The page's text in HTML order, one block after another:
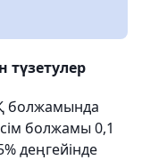
түзетулер
болжамында
болжамы 0,1
деңгейінде